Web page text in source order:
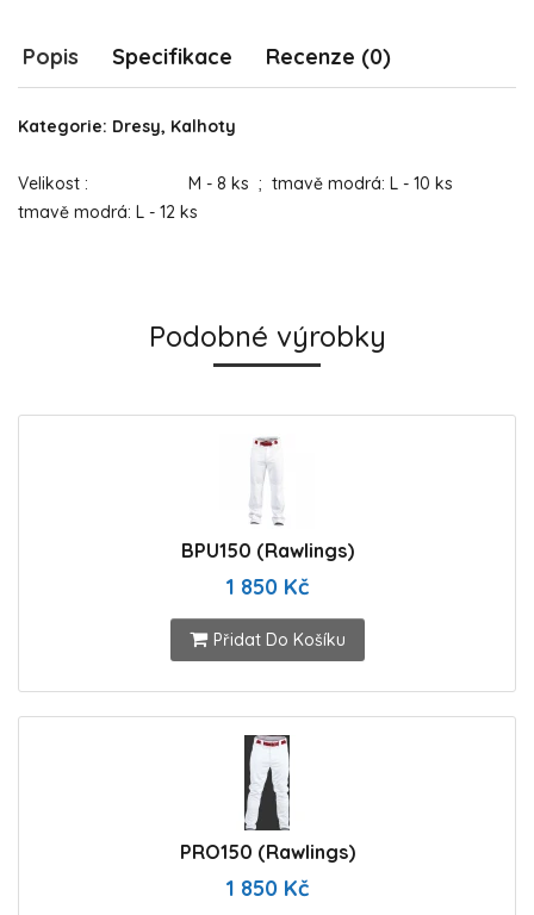
Popis Specifikace Recenze (0)
Kategorie: Dresy, Kalhoty
Velikost : M - 8 ks ; tmavě modrá: L - 10 ks
tmavě modrá: L - 12 ks
Podobné výrobky
BPU150 (Rawlings)
1 850 Kč
Přidat Do Košíku
PRO150 (Rawlings)
1 850 Kč